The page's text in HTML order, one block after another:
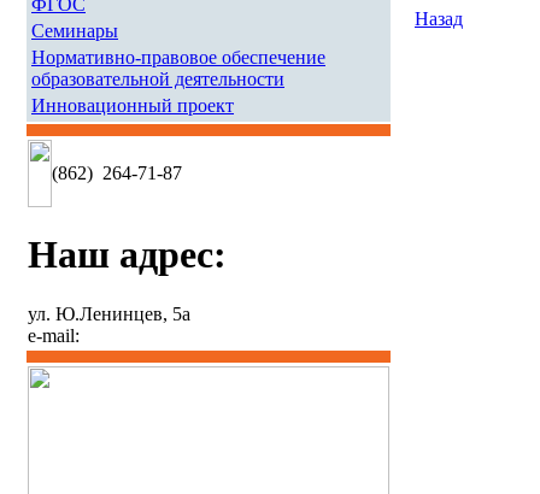
ФГОС
Семинары
Нормативно-правовое обеспечение
образовательной деятельности
Инновационный проект
(862) 264-71-87
Наш адрес:
ул. Ю.Ленинцев, 5а
e-mail:
Назад